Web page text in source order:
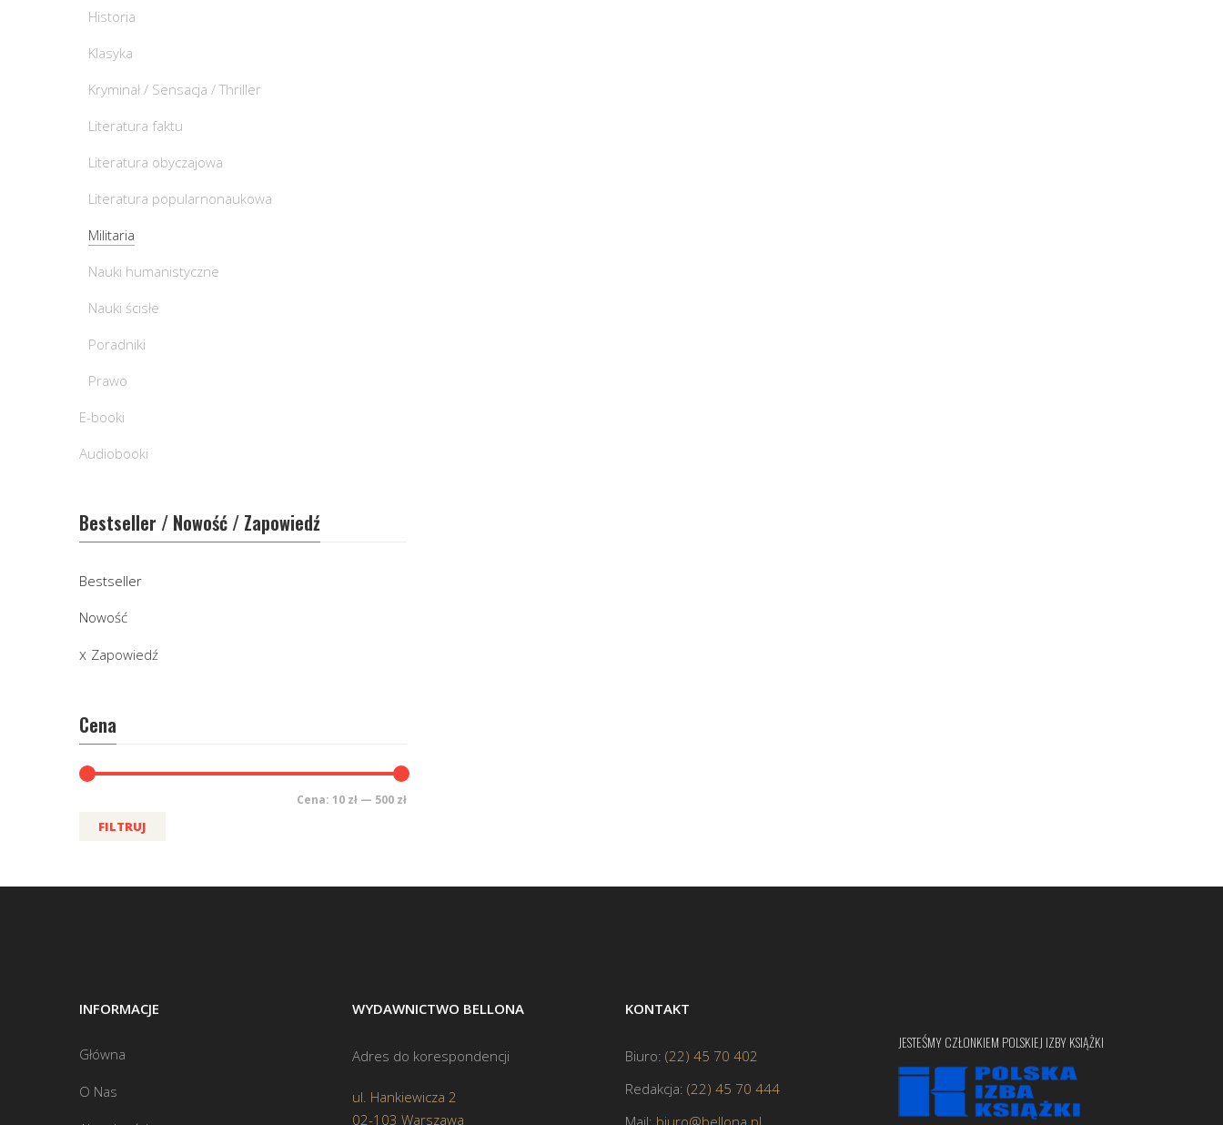
Historia
Klasyka
Kryminał / Sensacja / Thriller
Literatura faktu
Literatura obyczajowa
Literatura popularnonaukowa
Militaria
Nauki humanistyczne
Nauki ścisłe
Poradniki
Prawo
E-booki
Audiobooki
Bestseller / Nowość / Zapowiedź
Bestseller
Nowość
Zapowiedź
Cena
FILTRUJ
Cena: 10 zł — 500 zł
INFORMACJE
Główna
O Nas
WYDAWNICTWO BELLONA
Adres do korespondencji
ul. Hankiewicza 2
02-103 Warszawa
KONTAKT
Biuro: (22) 45 70 402
Redakcja: (22) 45 70 444
Mail: biuro@bellona.pl
JESTEŚMY CZŁONKIEM POLSKIEJ IZBY KSIĄŻKI